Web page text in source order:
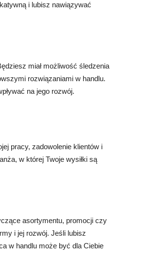
i lubisz nawiązywać
miał możliwość śledzenia
rozwiązaniami w handlu.
na jego rozwój.
pracy, zadowolenie klientów i
w której Twoje wysiłki są
asortymentu, promocji czy
i jej rozwój. Jeśli lubisz
w handlu może być dla Ciebie